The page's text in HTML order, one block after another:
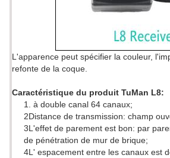
L'apparence peut spécifier la couleur,
refonte de la coque.
Caractéristique du produit TuMan L8:
1. à double canal 64 canaux;
2Distance de transmission: champ
3L'effet de parement est bon: par
de pénétration de mur de brique;
4L' espacement entre les canaux est